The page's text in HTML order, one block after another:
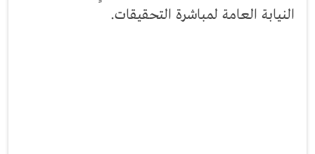
النيابة العامة لمباشرة التحقيقات.